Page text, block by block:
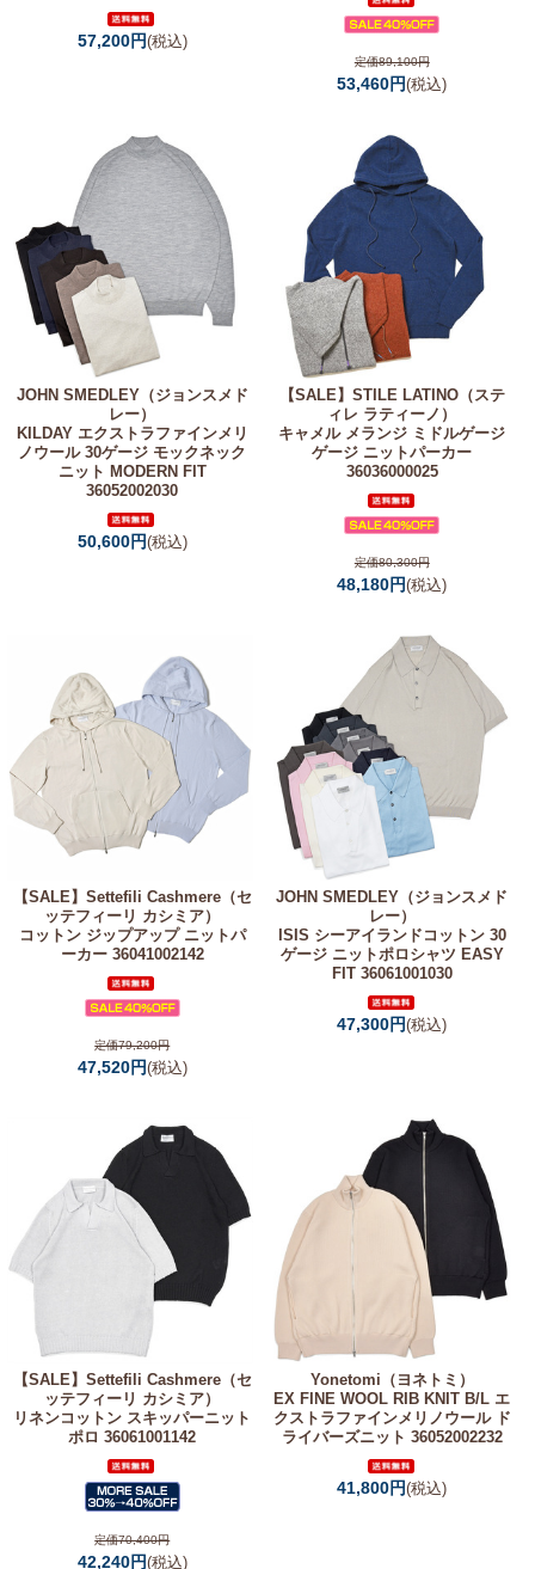
57,200円(税込)
定価89,100円
53,460円(税込)
JOHN SMEDLEY（ジョンスメド
レー）
KILDAY エクストラファインメリ
ノウール 30ゲージ モックネック
ニット MODERN FIT
36052002030
50,600円(税込)
【SALE】 STILE LATINO（ステ
ィレ ラティーノ）
キャメル メランジ ミドルゲージ
ゲージ ニットパーカー
36036000025
定価80,300円
48,180円(税込)
【SALE】 Settefili Cashmere（セ
ッテフィーリ カシミア）
コットン ジップアップ ニットパ
ーカー 36041002142
定価79,200円
47,520円(税込)
JOHN SMEDLEY（ジョンスメド
レー）
ISIS シーアイランドコットン 30
ゲージ ニットポロシャツ EASY
FIT 36061001030
47,300円(税込)
【SALE】 Settefili Cashmere（セ
ッテフィーリ カシミア）
リネンコットン スキッパーニット
ポロ 36061001142
定価70,400円
42,240円(税込)
Yonetomi（ヨネトミ）
EX FINE WOOL RIB KNIT B/L エ
クストラファインメリノウール ド
ライバーズニット 36052002232
41,800円(税込)